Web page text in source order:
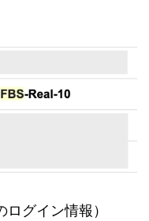
ログイン情報）